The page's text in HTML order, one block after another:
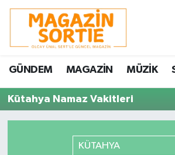
GÜNDEM MAGAZİN MÜZİK
Kütahya Namaz Vakitleri
KÜTAHYA
Nöbetçi Eczaneler
Hava Durumu
Trafik Durumu
Süper Lig Puan Durumu ve